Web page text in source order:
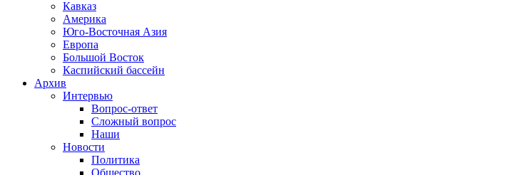
Кавказ
Америка
Юго-Восточная Азия
Европа
Большой Восток
Каспийский бассейн
Архив
Интервью
Вопрос-ответ
Сложный вопрос
Наши
Новости
Политика
Общество